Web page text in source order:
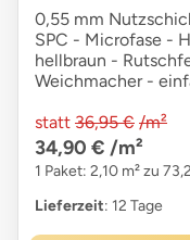
0,55 mm
SPC - Microfase -
hellbraun -
Weichmacher -
statt 36,95 € /m²
34,90 € /m²
1 Paket: 2,10 m² zu
Lieferzeit: 12 Tage